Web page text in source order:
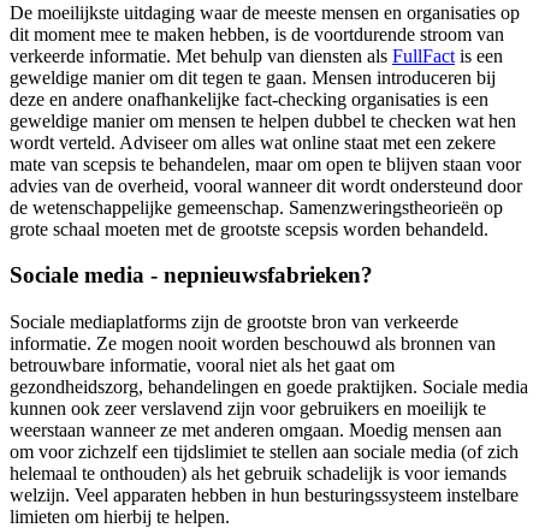
De moeilijkste uitdaging waar de meeste mensen en organisaties op
dit moment mee te maken hebben, is de voortdurende stroom van
verkeerde informatie. Met behulp van diensten als FullFact is een
geweldige manier om dit tegen te gaan. Mensen introduceren bij
deze en andere onafhankelijke fact-checking organisaties is een
geweldige manier om mensen te helpen dubbel te checken wat hen
wordt verteld. Adviseer om alles wat online staat met een zekere
mate van scepsis te behandelen, maar om open te blijven staan voor
advies van de overheid, vooral wanneer dit wordt ondersteund door
de wetenschappelijke gemeenschap. Samenzweringstheorieën op
grote schaal moeten met de grootste scepsis worden behandeld.
Sociale media - nepnieuwsfabrieken?
Sociale mediaplatforms zijn de grootste bron van verkeerde
informatie. Ze mogen nooit worden beschouwd als bronnen van
betrouwbare informatie, vooral niet als het gaat om
gezondheidszorg, behandelingen en goede praktijken. Sociale media
kunnen ook zeer verslavend zijn voor gebruikers en moeilijk te
weerstaan wanneer ze met anderen omgaan. Moedig mensen aan
om voor zichzelf een tijdslimiet te stellen aan sociale media (of zich
helemaal te onthouden) als het gebruik schadelijk is voor iemands
welzijn. Veel apparaten hebben in hun besturingssysteem instelbare
limieten om hierbij te helpen.